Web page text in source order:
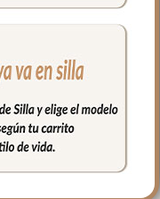
117.50€
Seleccionar opciones